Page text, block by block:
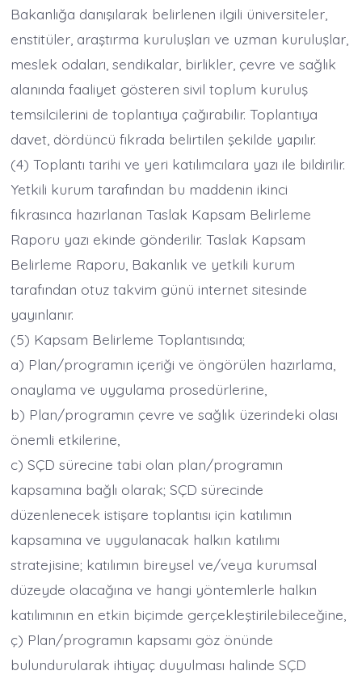
Bakanlığa danışılarak belirlenen ilgili üniversiteler,
enstitüler, araştırma kuruluşları ve uzman kuruluşlar,
meslek odaları, sendikalar, birlikler, çevre ve sağlık
alanında faaliyet gösteren sivil toplum kuruluş
temsilcilerini de toplantıya çağırabilir. Toplantıya
davet, dördüncü fıkrada belirtilen şekilde yapılır.
(4) Toplantı tarihi ve yeri katılımcılara yazı ile bildirilir.
Yetkili kurum tarafından bu maddenin ikinci
fıkrasınca hazırlanan Taslak Kapsam Belirleme
Raporu yazı ekinde gönderilir. Taslak Kapsam
Belirleme Raporu, Bakanlık ve yetkili kurum
tarafından otuz takvim günü internet sitesinde
yayınlanır.
(5) Kapsam Belirleme Toplantısında;
a) Plan/programın içeriği ve öngörülen hazırlama,
onaylama ve uygulama prosedürlerine,
b) Plan/programın çevre ve sağlık üzerindeki olası
önemli etkilerine,
c) SÇD sürecine tabi olan plan/programın
kapsamına bağlı olarak; SÇD sürecinde
düzenlenecek istişare toplantısı için katılımın
kapsamına ve uygulanacak halkın katılımı
stratejisine; katılımın bireysel ve/veya kurumsal
düzeyde olacağına ve hangi yöntemlerle halkın
katılımının en etkin biçimde gerçekleştirilebileceğine,
ç) Plan/programın kapsamı göz önünde
bulundurularak ihtiyaç duyulması halinde SÇD